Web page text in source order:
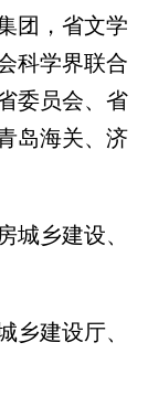
团，省文学
科学界联合
委员会、省
岛海关、济
乡建设、
建设厅、